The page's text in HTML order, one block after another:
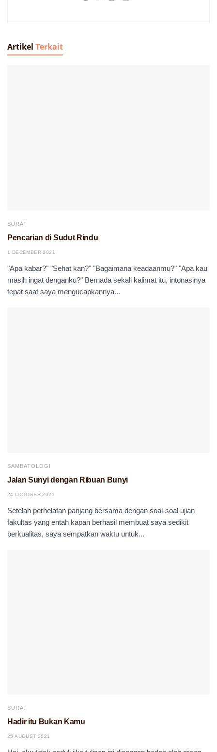
Artikel Terkait
SURAT
Pencarian di Sudut Rindu
1 DECEMBER 2021
"Apa kabar?" "Sehat kan?" "Bagaimana keadaanmu?" "Apa kau
masih ingat denganku?" Bernada sekali kalimat itu, intonasinya
tepat saat saya mengucapkannya...
SAMBATOLOGI
Jalan Sunyi dengan Ribuan Bunyi
24 OCTOBER 2021
Setelah perhelatan panjang bersama dengan soal-soal ujian
fakultas yang entah kapan berhasil membuat saya sedikit
berkualitas, saya sempatkan waktu untuk...
SURAT
Hadir itu Bukan Kamu
25 AUGUST 2021